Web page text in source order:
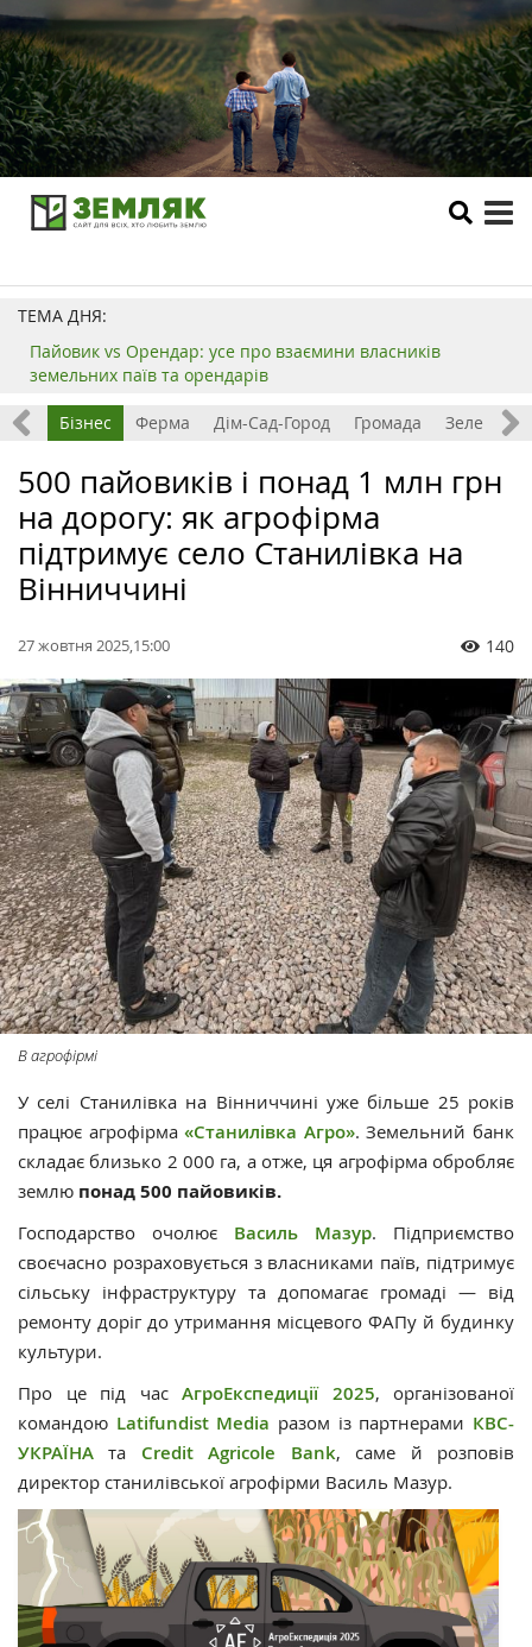
ТЕМА ДНЯ:
Пайовик vs Орендар: усе про взаємини власників
земельних паїв та орендарів
Бізнес Ферма Дім-Сад-Город Громада Зелений
500 пайовиків і понад 1 млн грн
на дорогу: як агрофірма
підтримує село Станилівка на
Вінниччині
27 жовтня 2025,15:00 140
В агрофірмі
У селі Станилівка на Вінниччині уже більше 25 років
працює агрофірма«Станилівка Агро». Земельний банк
складає близько 2 000 га, а отже, ця агрофірма обробляє
землю понад 500 пайовиків.
Господарство очолює Василь Мазур. Підприємство
своєчасно розраховується з власниками паїв, підтримує
сільську інфраструктуру та допомагає громаді — від
ремонту доріг до утримання місцевого ФАПу й будинку
культури.
Про це під час АгроЕкспедиції 2025, організованої
командою Latifundist Media разом із партнерами КВС-
УКРАЇНА та Credit Agricole Bank, саме й розповів
директор станилівської агрофірми Василь Мазур.